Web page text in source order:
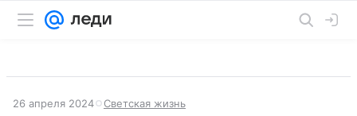
26 апреля 2024 Светская жизнь